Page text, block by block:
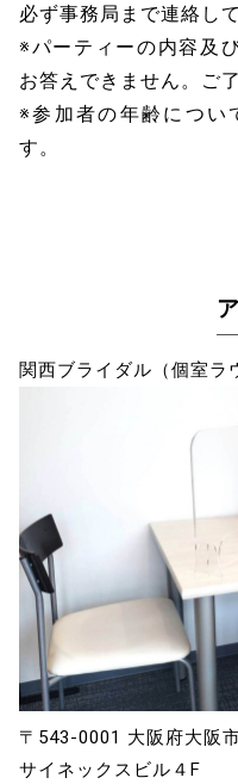
必ず事務局まで連絡し
※パーティーの内容及
お答えできません。ご
※参加者の年齢につい
す。
関西ブライダル（個室ラ
〒543-0001 大阪府大阪
サイネックスビル４F